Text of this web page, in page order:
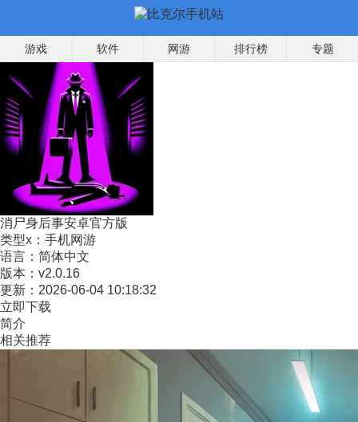
游戏 软件 网游 排行榜 专题
消尸身后事安卓官方版
类型x： 手机网游
语言： 简体中文
版本： v2.0.16
更新： 2026-06-04 10:18:32
立即下载
简介
相关推荐